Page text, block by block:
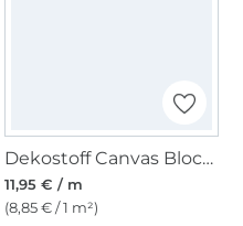
Dekostoff Canvas Blockstreifen, schwarz
11,95 € / m
(8,85 € / 1 m²)